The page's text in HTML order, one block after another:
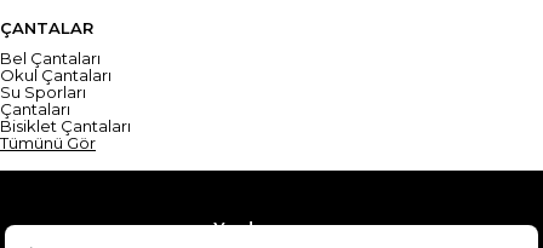
ÇANTALAR
Bel Çantaları
Okul Çantaları
Su Sporları
Çantaları
Bisiklet Çantaları
Tümünü Gör
Yardım